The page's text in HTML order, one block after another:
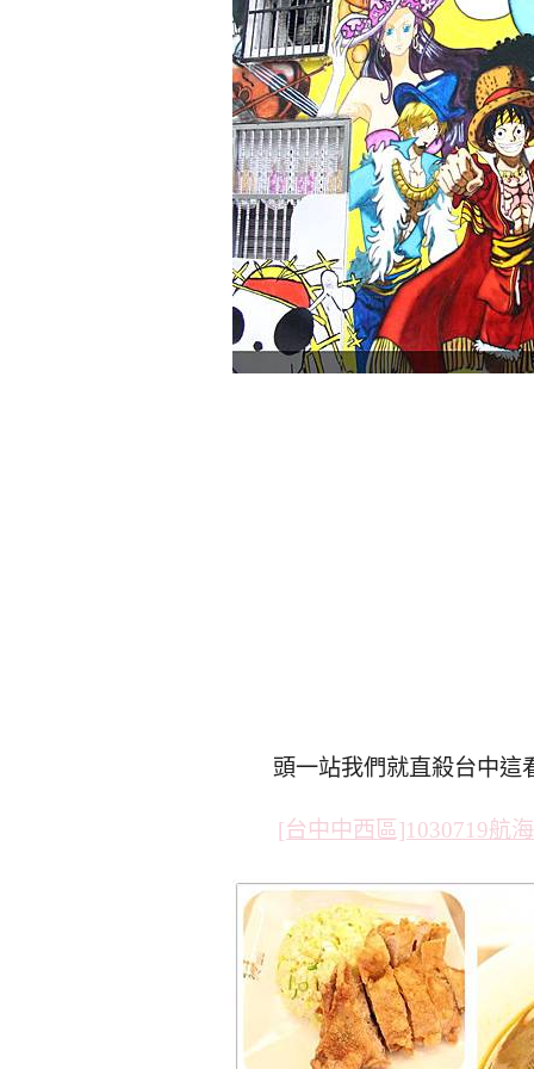
頭一站我們就直殺台中這
[台中中西區]1030719航